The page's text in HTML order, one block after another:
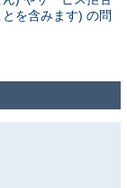
を含みます) の問